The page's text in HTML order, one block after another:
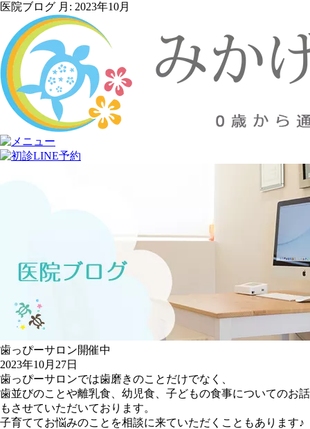
医院ブログ 月: 2023年10月
歯っぴーサロン開催中
2023年10月27日
歯っぴーサロンでは歯磨きのことだけでなく、
歯並びのことや離乳食、幼児食、子どもの食事についてのお話
もさせていただいております。
子育ててお悩みのことを相談に来ていただくこともあります♪